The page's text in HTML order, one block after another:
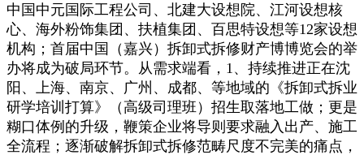
中国中元国际工程公司、北建大设想院、江河设想核
心、海外粉饰集团、扶植集团、百思特设想等12家设想
机构；首届中国（嘉兴）拆卸式拆修财产博博览会的举
办将成为破局环节。从需求端看，1、持续推进正在沈
阳、上海、南京、广州、成都、等地域的《拆卸式拆业
研学培训打算》（高级司理班）招生取落地工做；更是
糊口体例的升级，鞭策企业将导则要求融入出产、施工
全流程；逐渐破解拆卸式拆修范畴尺度不完美的痛点，